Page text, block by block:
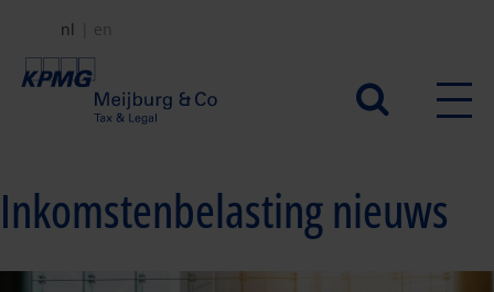
naar
Secundair
nl en
Inkomstenbelasting nieuws